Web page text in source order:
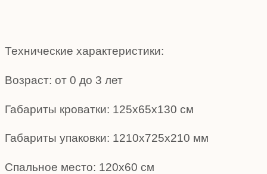
Технические характеристики:
Возраст: от 0 до 3 лет
Габариты кроватки: 125х65х130 см
Габариты упаковки: 1210х725х210 мм
Спальное место: 120х60 см